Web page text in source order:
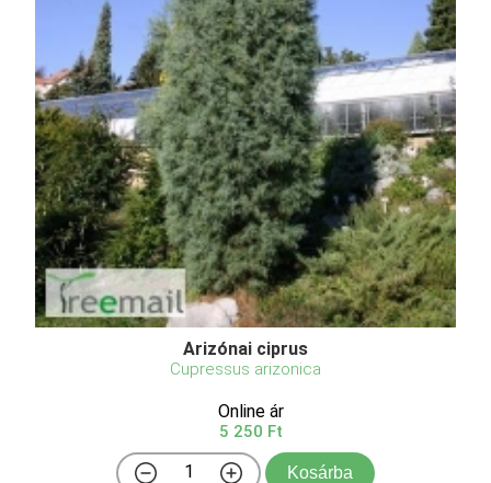
Arizónai ciprus
Cupressus arizonica
Online ár
5 250 Ft
Kosárba